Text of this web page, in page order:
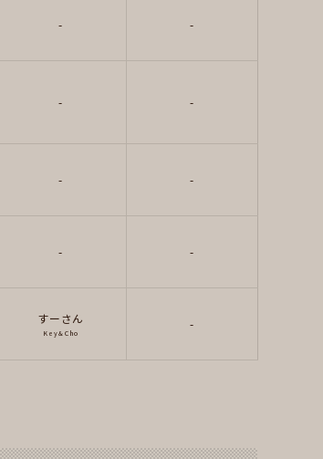
- -
- -
- -
- -
すーさん
Key&Cho
-